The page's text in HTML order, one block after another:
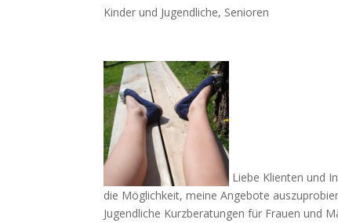
Kinder und Jugendliche, Senioren
Liebe Klienten und
die Möglichkeit, meine Angebote
Jugendliche Kurzberatungen für Frauen und